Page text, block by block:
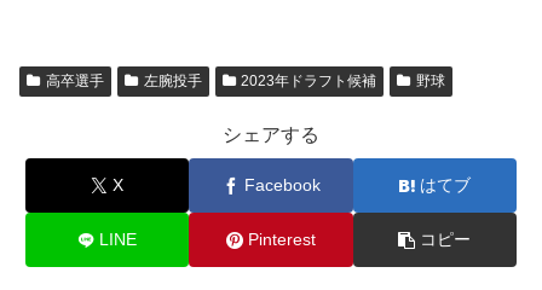
高卒選手 左腕投手 2023年ドラフト候補 野球
シェアする
X Facebook はてブ
LINE Pinterest コピー